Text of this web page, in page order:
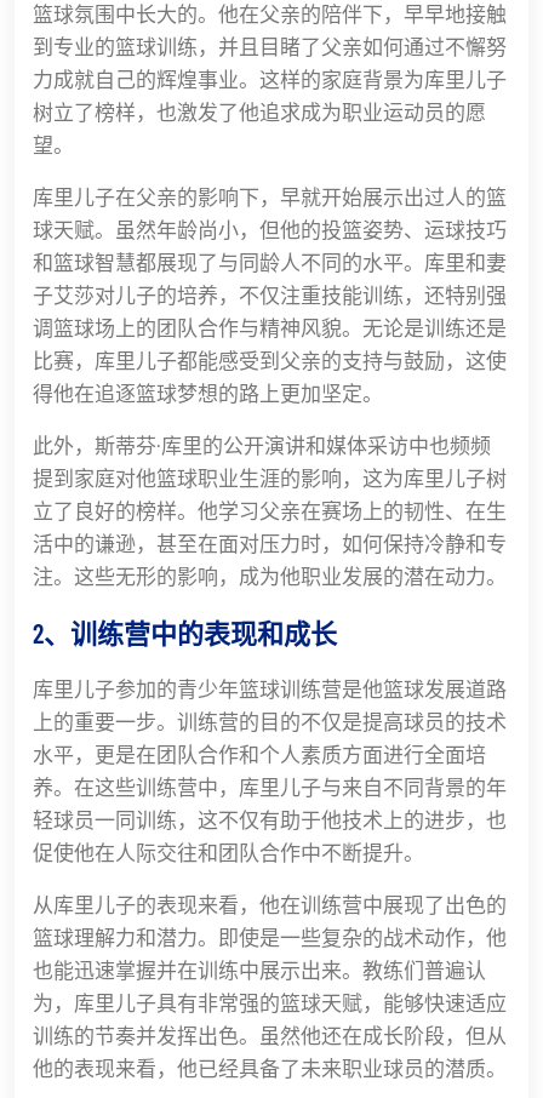
篮球氛围中长大的。他在父亲的陪伴下，早早地接触
到专业的篮球训练，并且目睹了父亲如何通过不懈努
力成就自己的辉煌事业。这样的家庭背景为库里儿子
树立了榜样，也激发了他追求成为职业运动员的愿
望。
库里儿子在父亲的影响下，早就开始展示出过人的篮
球天赋。虽然年龄尚小，但他的投篮姿势、运球技巧
和篮球智慧都展现了与同龄人不同的水平。库里和妻
子艾莎对儿子的培养，不仅注重技能训练，还特别强
调篮球场上的团队合作与精神风貌。无论是训练还是
比赛，库里儿子都能感受到父亲的支持与鼓励，这使
得他在追逐篮球梦想的路上更加坚定。
此外，斯蒂芬·库里的公开演讲和媒体采访中也频频
提到家庭对他篮球职业生涯的影响，这为库里儿子树
立了良好的榜样。他学习父亲在赛场上的韧性、在生
活中的谦逊，甚至在面对压力时，如何保持冷静和专
注。这些无形的影响，成为他职业发展的潜在动力。
2、训练营中的表现和成长
库里儿子参加的青少年篮球训练营是他篮球发展道路
上的重要一步。训练营的目的不仅是提高球员的技术
水平，更是在团队合作和个人素质方面进行全面培
养。在这些训练营中，库里儿子与来自不同背景的年
轻球员一同训练，这不仅有助于他技术上的进步，也
促使他在人际交往和团队合作中不断提升。
从库里儿子的表现来看，他在训练营中展现了出色的
篮球理解力和潜力。即使是一些复杂的战术动作，他
也能迅速掌握并在训练中展示出来。教练们普遍认
为，库里儿子具有非常强的篮球天赋，能够快速适应
训练的节奏并发挥出色。虽然他还在成长阶段，但从
他的表现来看，他已经具备了未来职业球员的潜质。